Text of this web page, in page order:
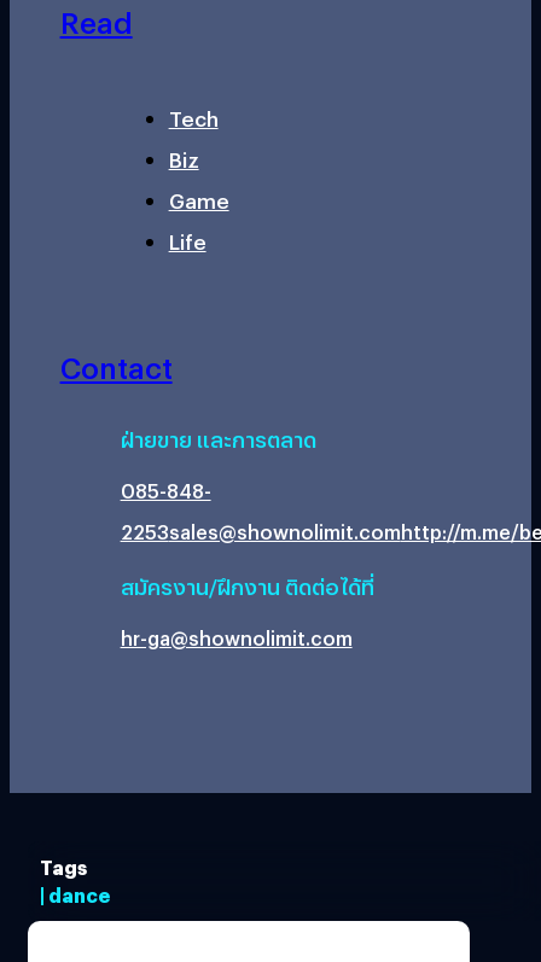
Read
Tech
Biz
Game
Life
Contact
ฝ่ายขาย และการตลาด
085-848-
2253sales@shownolimit.comhttp://m.me/
สมัครงาน/ฝึกงาน ติดต่อได้ที่
hr-ga@shownolimit.com
Tags
| dance